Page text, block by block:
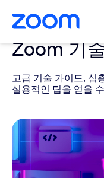
으로 건너뛰기
팅으로 건너뛰기
Zoom 기
고급 기술 가이드, 심
실용적인 팁을 얻을